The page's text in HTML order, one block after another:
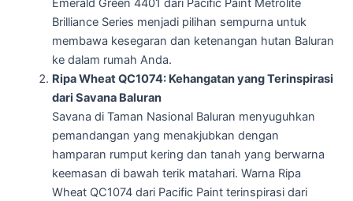
Emerald Green 4401 dari Pacific Paint Metrolite
Brilliance Series menjadi pilihan sempurna untuk
membawa kesegaran dan ketenangan hutan Baluran
ke dalam rumah Anda.
Ripa Wheat QC1074: Kehangatan yang Terinspirasi
dari Savana Baluran
Savana di Taman Nasional Baluran menyuguhkan
pemandangan yang menakjubkan dengan
hamparan rumput kering dan tanah yang berwarna
keemasan di bawah terik matahari. Warna Ripa
Wheat QC1074 dari Pacific Paint terinspirasi dari